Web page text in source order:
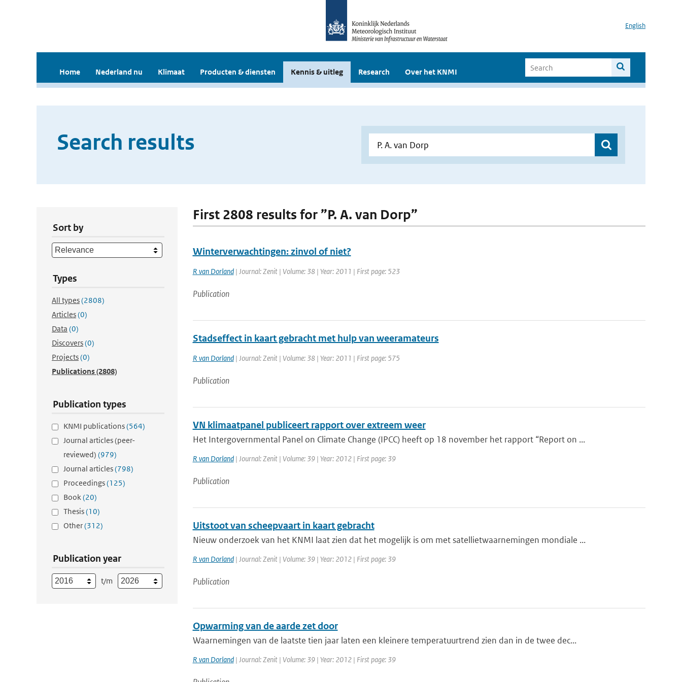
English
Home Nederland nu Klimaat Producten & diensten Kennis & uitleg Research Over het KNMI
Search results
Sort by
Types
All types(2808)
Articles(0)
Data (0)
Discovers(0)
Projects(0)
Publications(2808)
Publication types
KNMI publications(564)
Journal articles (peer-
reviewed) (979)
Journal articles(798)
Proceedings(125)
Book(20)
Thesis(10)
Other(312)
Publication year
t/m
First 2808 results for ”P. A. van Dorp”
Winterverwachtingen: zinvol of niet?
R van Dorland| Journal: Zenit | Volume: 38 | Year: 2011 | First page: 523
Publication
Stadseffect in kaart gebracht met hulp van weeramateurs
R van Dorland| Journal: Zenit | Volume: 38 | Year: 2011 | First page: 575
Publication
VN klimaatpanel publiceert rapport over extreem weer
Het Intergovernmental Panel on Climate Change (IPCC) heeft op 18 november het rapport “Report on ...
R van Dorland| Journal: Zenit | Volume: 39 | Year: 2012 | First page: 39
Publication
Uitstoot van scheepvaart in kaart gebracht
Nieuw onderzoek van het KNMI laat zien dat het mogelijk is om met satellietwaarnemingen mondiale ...
R van Dorland| Journal: Zenit | Volume: 39 | Year: 2012 | First page: 39
Publication
Opwarming van de aarde zet door
Waarnemingen van de laatste tien jaar laten een kleinere temperatuurtrend zien dan in de twee dec...
R van Dorland| Journal: Zenit | Volume: 39 | Year: 2012 | First page: 39